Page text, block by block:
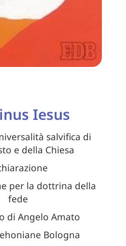
Iesus
salvifica di
e della Chiesa
per la dottrina della
fede
di Angelo Amato
Bologna